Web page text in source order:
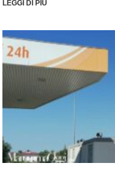
LEGGI DI PIÙ